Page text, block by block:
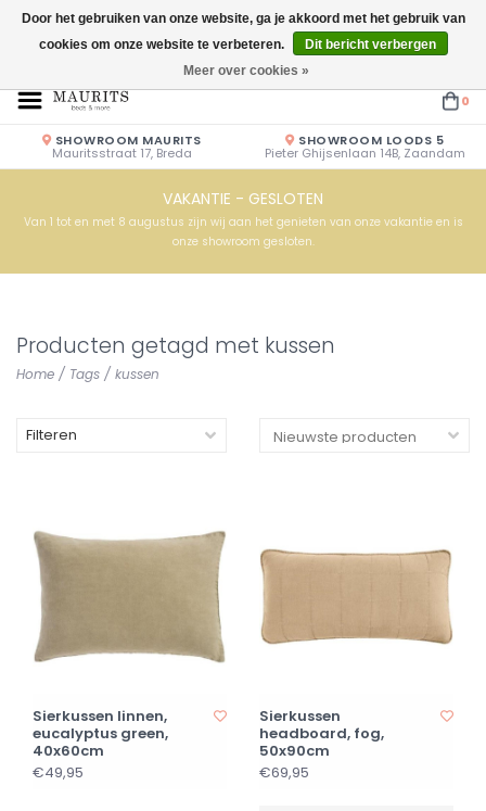
Openingstijden: Vrijdag & Zaterdag 10.00u - 17.00u of op afspraak!
0
SHOWROOM MAURITS
Mauritsstraat 17, Breda
SHOWROOM LOODS 5
Pieter Ghijsenlaan 14B, Zaandam
VAKANTIE - GESLOTEN
Van 1 tot en met 8 augustus zijn wij aan het genieten van onze vakantie en is
onze showroom gesloten.
Producten getagd met kussen
Home / Tags / kussen
Filteren
Sierkussen linnen,
eucalyptus green,
40x60cm
€49,95
Sierkussen
headboard, fog,
50x90cm
€69,95
Door het gebruiken van onze website, ga je akkoord met het gebruik van
cookies om onze website te verbeteren.
Dit bericht verbergen
Meer over cookies »